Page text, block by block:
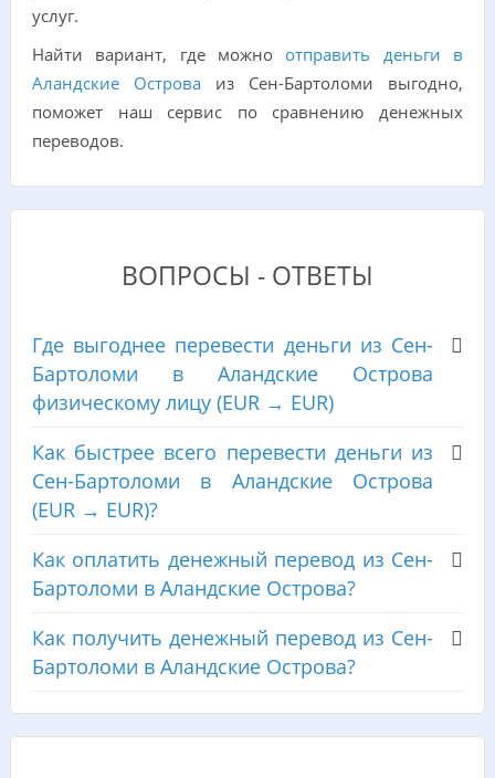
услуг.
Найти вариант, где можно отправить деньги в
Аландские Островаиз Сен-Бартоломи выгодно,
поможет наш сервис по сравнению денежных
переводов.
ВОПРОСЫ - ОТВЕТЫ
Где выгоднее перевести деньги из Сен-
Бартоломи в Аландские Острова
физическому лицу (EUR → EUR)
Как быстрее всего перевести деньги из
Сен-Бартоломи в Аландские Острова
(EUR → EUR)?
Как оплатить денежный перевод из Сен-
Бартоломи в Аландские Острова?
Как получить денежный перевод из Сен-
Бартоломи в Аландские Острова?